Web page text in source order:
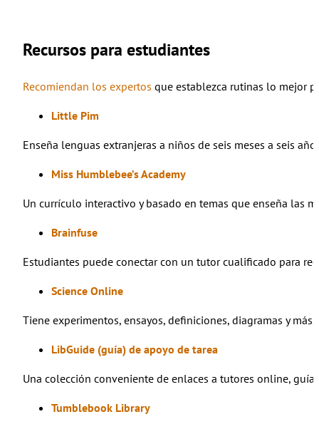
Recursos para estudiantes
Recomiendan los expertos que establezca rutinas lo mejor
Little Pim
Enseña lenguas extranjeras a niños de seis meses a seis
Miss Humblebee’s Academy
Un currículo interactivo y basado en temas que enseña las
Brainfuse
Estudiantes puede conectar con un tutor cualificado para
Science Online
Tiene experimentos, ensayos, definiciones, diagramas y
LibGuide (guía) de apoyo de tarea
Una colección conveniente de enlaces a tutores online,
Tumblebook Library